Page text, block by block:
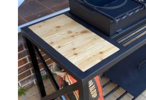
Ваш телефон*
Комментарий к заказу